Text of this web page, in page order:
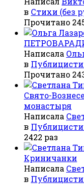
в Стихи (без
Прочитано
Написала
в
Прочитано
Свято-
монастыря
Написала
в
2422 раз
Криничанки
Написала
в